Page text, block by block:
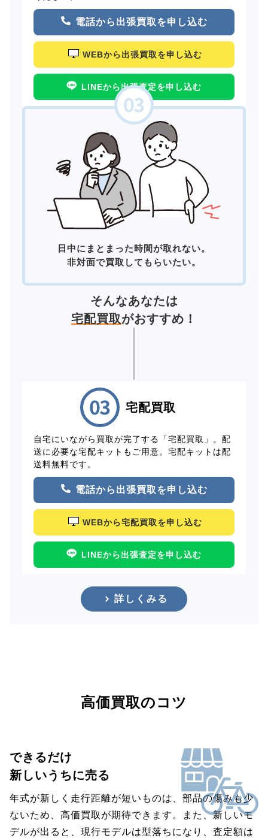
電話から出張買取を申し込む
WEBから出張買取を申し込む
LINEから出張査定を申し込む
日中にまとまった時間が取れない。
非対面で買取してもらいたい。
そんなあなたは
宅配買取がおすすめ！
宅配買取
自宅にいながら買取が完了する「宅配買取」。配
送に必要な宅配キットもご用意。宅配キットは配
送料無料です。
電話から出張買取を申し込む
WEBから宅配買取を申し込む
LINEから出張査定を申し込む
詳しくみる
高価買取のコツ
できるだけ
新しいうちに売る
年式が新しく走行距離が短いものは、部品の傷みも少
ないため、高価買取が期待できます。また、新しいモ
デルが出ると、現行モデルは型落ちになり、査定額は